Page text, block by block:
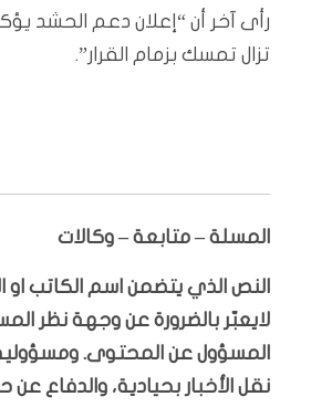
رأى آخر أن “إعلان دعم الحشد
تزال تمسك بزمام القرار”.
المسلة – متابعة – وكالات
النص الذي يتضمن اسم الكاتب او
لايعبّر بالضرورة عن وجهة نظر
المسؤول عن المحتوى.
نقل الأخبار بحيادية، والدفاع عن